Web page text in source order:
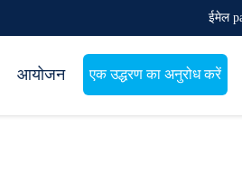
ईमेल
आयोजन एक उद्धरण का अनुरोध करें